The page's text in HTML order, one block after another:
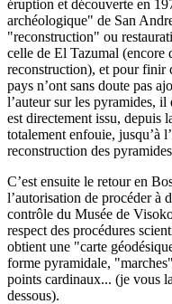
éruption et découverte en
archéologique" de San
"reconstruction" ou
celle de El Tazumal (encore
reconstruction), et pour finir
pays n’ont sans doute pas
l’auteur sur les pyramides,
est directement issu, depuis
totalement enfouie, jusqu’à
reconstruction des
C’est ensuite le retour en
l’autorisation de procéder à
contrôle du Musée de
respect des procédures
obtient une "carte
forme pyramidale,
points cardinaux... (je vous
dessous).